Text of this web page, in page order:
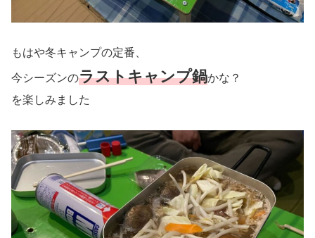
もはや冬キャンプの定番、
今シーズンのラストキャンプ鍋かな？
を楽しみました